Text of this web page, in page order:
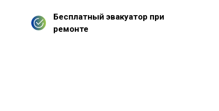
Бесплатный эвакуатор при
ремонте